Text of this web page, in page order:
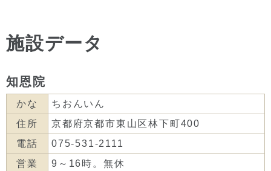
施設データ
知恩院
かな
ちおんいん
住所
京都府京都市東山区林下町400
電話
075-531-2111
営業
9～16時。無休